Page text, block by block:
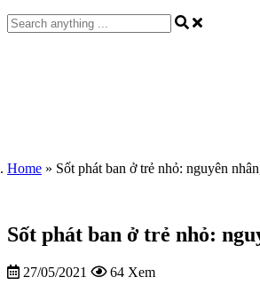
Home » Sốt phát ban ở trẻ nhỏ: nguyên
Sốt phát ban ở trẻ nhỏ:
27/05/2021 64 Xem